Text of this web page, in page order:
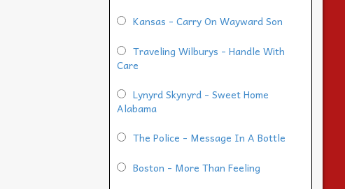
Kansas - Carry On Wayward Son
Traveling Wilburys - Handle With
Care
Lynyrd Skynyrd - Sweet Home
Alabama
The Police - Message In A Bottle
Boston - More Than Feeling